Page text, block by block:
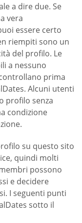
a dire due. Se
vera
essere certo
riempiti sono un
del profilo. Le
a nessuno
prima
Alcuni utenti
profilo senza
condizione
su questo sito
quindi molti
possono
e decidere
I seguenti punti
sotto il